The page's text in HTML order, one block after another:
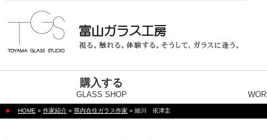
購入する
GLASS SHOP
HOME » 作家紹介 » 県内在住ガラス作家 » 細川 依津圭